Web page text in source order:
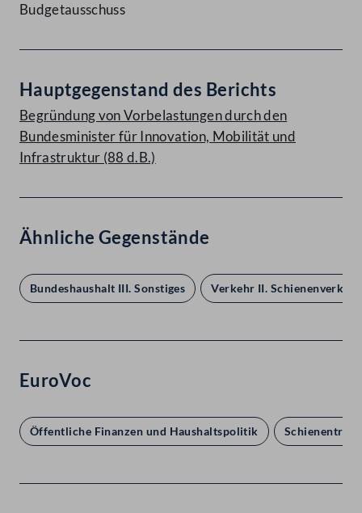
Budgetausschuss
Hauptgegenstand des Berichts
Begründung von Vorbelastungen durch den
Bundesminister für Innovation, Mobilität und
Infrastruktur (88 d.B.)
Ähnliche Gegenstände
Bundeshaushalt III. Sonstiges Verkehr II. Schienenverkehr
EuroVoc
Öffentliche Finanzen und Haushaltspolitik